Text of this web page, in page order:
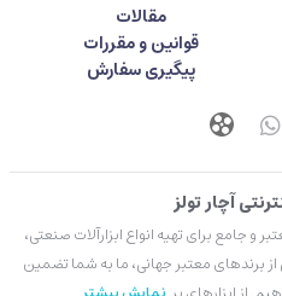
مقالات
قوانین و مقررات
پیگیری سفارش
آچار تولز
جامع برای تهیه انواع ابزارآلات صنعتی،
برندهای معتبر جهانی، ما به شما تضمین